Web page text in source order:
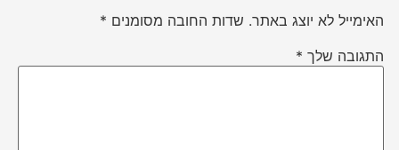
האימייל לא יוצג באתר. שדות החובה מסומנים *
התגובה שלך *